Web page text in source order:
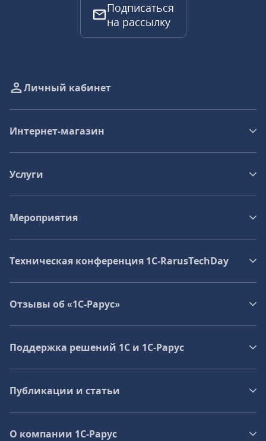
Подписаться
на рассылку
Личный кабинет
Интернет-магазин
Услуги
Мероприятия
Техническая конференция 1C‑RarusTechDay
Отзывы об «1С-Рарус»
Поддержка решений 1С и 1С‑Рарус
Публикации и статьи
О компании 1C-Рарус